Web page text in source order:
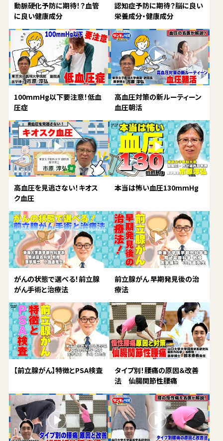
動脈硬化予防に期待！？血管
に良い健康成分
認知症予防に期待？脳に良い
栄養成分・健康成分
100mmHg以下要注意！低血
圧症
高血圧対策の新ルーティーン
血圧朝活
高血圧を見逃さない！キオス
ク血圧
本当は怖い血圧130mmHg
がんの状態で選べる！前立腺
がん手術と治療法
前立腺がん 早期発見後の治
療法
【前立腺がん】特徴とPSA検査
タイプ別！腰痛の原因＆改善
法 仙腸関節性腰痛